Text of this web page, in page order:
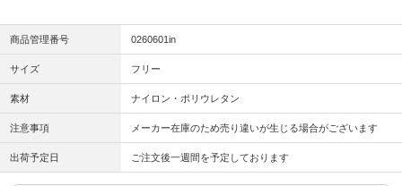
商品管理番号 0260601in
サイズ フリー
素材 ナイロン・ポリウレタン
注意事項 メーカー在庫のため売り違いが生じる場合がございます
出荷予定日 ご注文後一週間を予定しております